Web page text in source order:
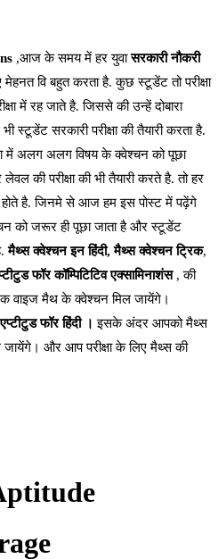
,आज के समय में हर युवासरकारी नौकरी
वि बहुत करता है. कुछ स्टूडेंट तो परीक्षा
में रह जाते है. जिससे की उन्हें दोबारा
सरकारी परीक्षा की तैयारी करता है.
में अलग अलग विषय के क्वेश्चन को पूछा
की परीक्षा की भी तैयारी करते है. तो हर
होते है. जिनमे से आज हम इस पोस्ट में पढ़ेंगे
को जरूर ही पूछा जाता है और स्टूडेंट
मैथ्स क्वेश्चन इन हिंदी, मैथ्स क्वेश्चन ट्रिक,
फॉर कॉम्पिटिटिव एक्सामिनाशंस, की
वाइज मैथ के क्वेश्चन मिल जायेंगे।
फॉर हिंदी । इसके अंदर आपको मैथ्स
और आप परीक्षा के लिए मैथ्स की